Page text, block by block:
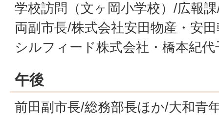
学校訪問（文ヶ岡小学校）/広報
両副市長/株式会社安田物産・安
シルフィード株式会社・橋本紀
午後
前田副市長/総務部長ほか/大和青